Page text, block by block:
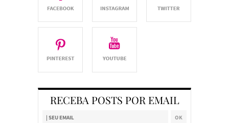
RECEBA POSTS POR EMAIL